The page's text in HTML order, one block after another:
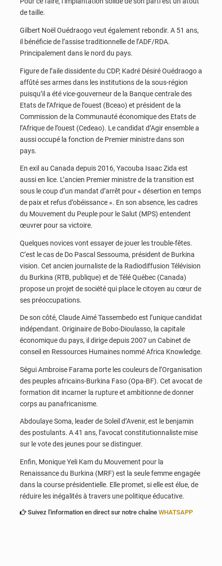
de taille.
Gilbert Noël Ouédraogo veut également rebondir. A 51 ans,
il bénéficie de l’assise traditionnelle de l’ADF/RDA.
Principalement dans le nord du pays.
Figure de l’aile dissidente du CDP, Kadré Désiré Ouédraogo a
affûté ses armes dans les institutions de la sous-région
puisqu’il a été vice-gouverneur de la Banque centrale des
Etats de l’Afrique de l’ouest (Bceao) et président de la
Commission de la Communauté économique des Etats de
l’Afrique de l’ouest (Cedeao). Le candidat d’Agir ensemble a
aussi occupé la fonction de Premier ministre dans son
pays.
En exil au Canada depuis 2016, Yacouba Isaac Zida est
aussi en lice. L’ancien Premier ministre de la transition est
sous le coup d’un mandat d’arrêt pour « désertion en temps
de paix et refus d’obéissance ». En son absence, les cadres
du Mouvement du Peuple pour le Salut (MPS) entendent
œuvrer pour sa victoire.
Quelques novices vont essayer de jouer les trouble-fêtes.
C’est le cas de Do Pascal Sessouma, président de Burkina
vision. Cet ancien journaliste de la Radiodiffusion Télévision
du Burkina (RTB, publique) et de Télé Québec (Canada)
propose un projet de société qui place le citoyen au cœur de
ses préoccupations.
De son côté, Claude Aimé Tassembedo est l’unique candidat
indépendant. Originaire de Bobo-Dioulasso, la capitale
économique du pays, il dirige depuis 2007 un Cabinet de
conseil en Ressources Humaines nommé Africa Knowledge.
Ségui Ambroise Farama porte les couleurs de l’Organisation
des peuples africains-Burkina Faso (Opa-BF). Cet avocat de
formation dit incarner la rupture et ambitionne de donner
corps au panafricanisme.
Abdoulaye Soma, leader de Soleil d’Avenir, est le benjamin
des postulants. A 41 ans, l’avocat constitutionnaliste mise
sur le vote des jeunes pour se distinguer.
Enfin, Monique Yeli Kam du Mouvement pour la
Renaissance du Burkina (MRF) est la seule femme engagée
dans la course présidentielle. Elle promet, si elle est élue, de
réduire les inégalités à travers une politique éducative.
Suivez l'information en direct sur notre chaîne WHATSAPP